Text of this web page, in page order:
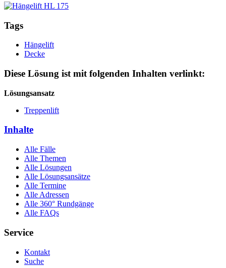
Tags
Hängelift
Decke
Diese Lösung ist mit folgenden Inhalten verlinkt:
Lösungsansatz
Treppenlift
Inhalte
Alle Fälle
Alle Themen
Alle Lösungen
Alle Lösungsansätze
Alle Termine
Alle Adressen
Alle 360° Rundgänge
Alle FAQs
Service
Kontakt
Suche